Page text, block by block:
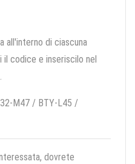
all'interno di ciascuna
codice e inseriscilo nel
M47 / BTY-L45 /
dovrete